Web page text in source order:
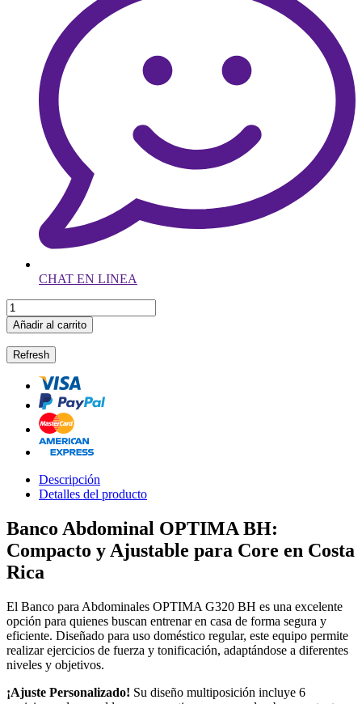
CHAT EN LINEA
Añadir al carrito
Descripción
Detalles del producto
Banco Abdominal OPTIMA BH:
Compacto y Ajustable para Core en Costa
Rica
El Banco para Abdominales OPTIMA G320 BH es una excelente
opción para quienes buscan entrenar en casa de forma segura y
eficiente. Diseñado para uso doméstico regular, este equipo permite
realizar ejercicios de fuerza y tonificación, adaptándose a diferentes
niveles y objetivos.
¡Ajuste Personalizado! Su diseño multiposición incluye 6